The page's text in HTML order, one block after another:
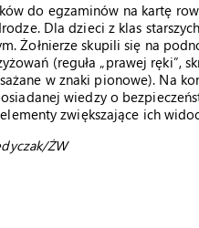
do egzaminów na kartę
Dla dzieci z klas
Żołnierze skupili się na
(reguła „prawej ręki”,
w znaki pionowe). Na
wiedzy o
zwiększające ich
ŻW